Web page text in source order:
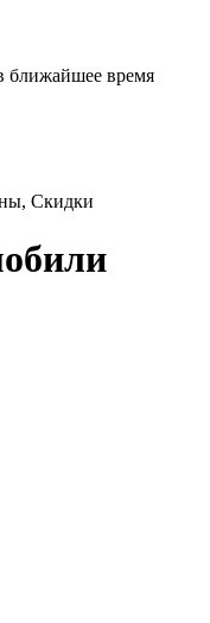
время
Скидки